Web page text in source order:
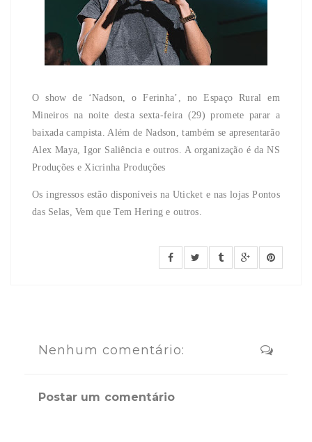
O show de ‘Nadson, o Ferinha’, no Espaço Rural em
Mineiros na noite desta sexta-feira (29) promete parar a
baixada campista. Além de Nadson, também se apresentarão
Alex Maya, Igor Saliência e outros. A organização é da NS
Produções e Xicrinha Produções
Os ingressos estão disponíveis na Uticket e nas lojas Pontos
das Selas, Vem que Tem Hering e outros.
Nenhum comentário:
Postar um comentário